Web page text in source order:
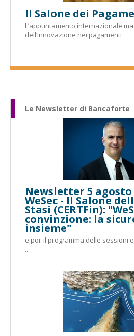
Il Salone dei
L’appuntamento internazionale
dell’innovazione nei pagamenti
Le Newsletter di Bancaforte
Newsletter 5 agosto
WeSec - Il Salone
Stasi (CERTFin):
convinzione: la
insieme"
e poi: il programma delle sessioni
...